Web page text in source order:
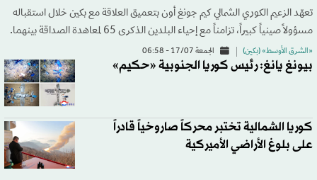
تعهّد الزعيم الكوري الشمالي كيم جونغ أون بتعميق العلاقة مع بكين خلال استقباله
مسؤولاً صينياً كبيراً، تزامناً مع إحياء البلدين الذكرى 65 لمعاهدة الصداقة بينهما.
«الشرق الأوسط» (بكين) الجمعة 17/07 - 06:58
بيونغ يانغ: رئيس كوريا الجنوبية «حكيم»
كوريا الشمالية تختبر محركاً صاروخياً قادراً
على بلوغ الأراضي الأميركية